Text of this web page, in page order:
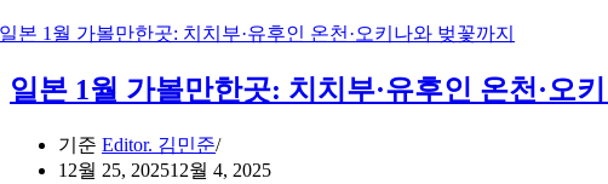
일본 1월 가볼만한곳: 치치부·유후인 온천·오
기준 Editor. 김민준
12월 25, 202512월 4, 2025